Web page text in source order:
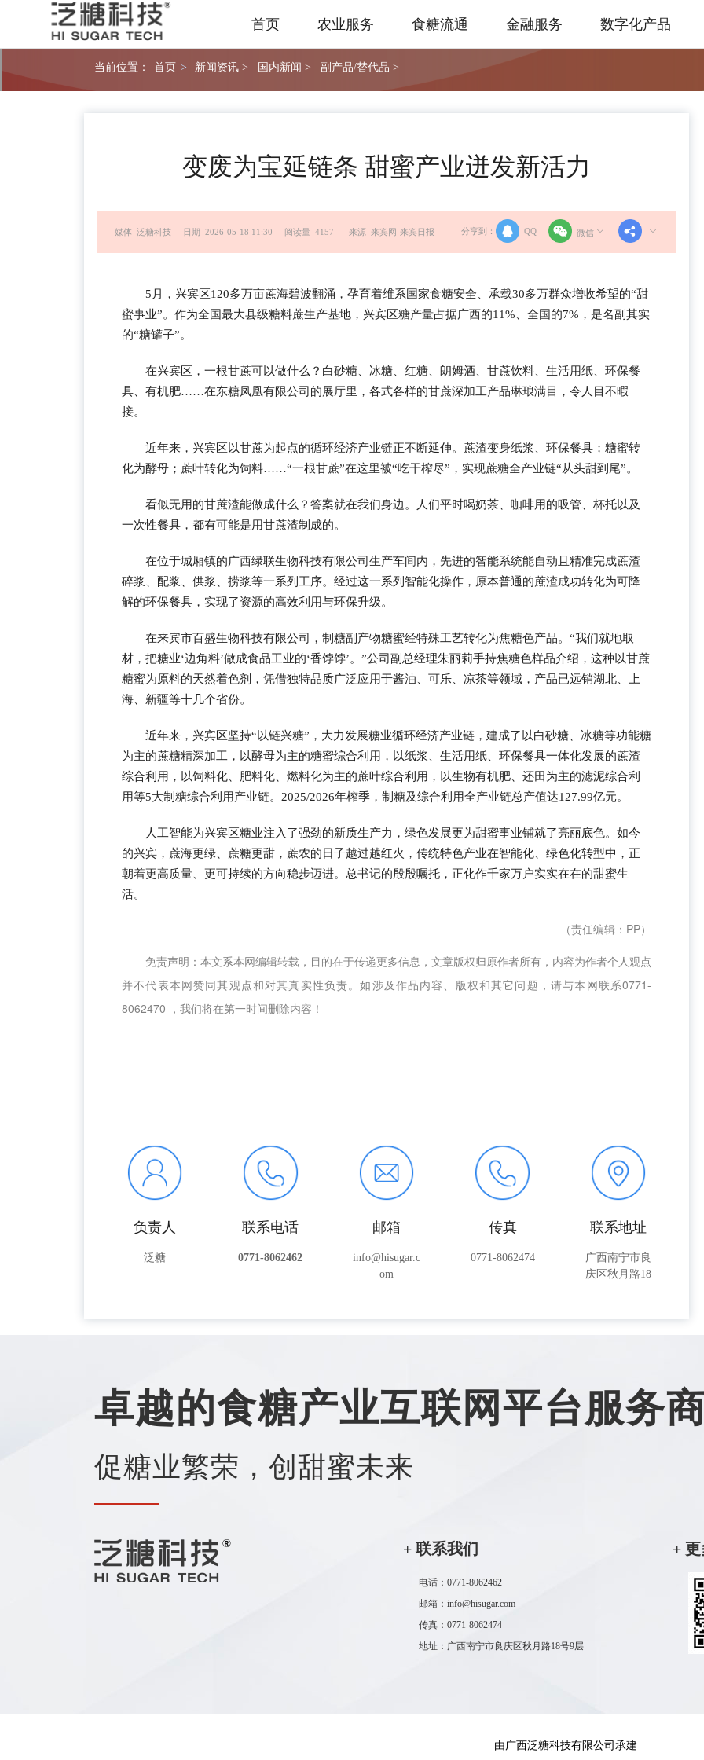
首页 农业服务 食糖流通 金融服务 数字化产品
当前位置： 首页 > 新闻资讯 > 国内新闻 > 副产品/替代品 >
变废为宝延链条 甜蜜产业迸发新活力
分享到： QQ 微信
媒体 泛糖科技 日期 2026-05-18 11:30 阅读量 4157 来源 来宾网-来宾日报
5月，兴宾区120多万亩蔗海碧波翻涌，孕育着维系国家食糖安全、承载30多万群众增收希望的“甜
蜜事业”。作为全国最大县级糖料蔗生产基地，兴宾区糖产量占据广西的11%、全国的7%，是名副其实
的“糖罐子”。
在兴宾区，一根甘蔗可以做什么？白砂糖、冰糖、红糖、朗姆酒、甘蔗饮料、生活用纸、环保餐
具、有机肥……在东糖凤凰有限公司的展厅里，各式各样的甘蔗深加工产品琳琅满目，令人目不暇
接。
近年来，兴宾区以甘蔗为起点的循环经济产业链正不断延伸。蔗渣变身纸浆、环保餐具；糖蜜转
化为酵母；蔗叶转化为饲料……“一根甘蔗”在这里被“吃干榨尽”，实现蔗糖全产业链“从头甜到尾”。
看似无用的甘蔗渣能做成什么？答案就在我们身边。人们平时喝奶茶、咖啡用的吸管、杯托以及
一次性餐具，都有可能是用甘蔗渣制成的。
在位于城厢镇的广西绿联生物科技有限公司生产车间内，先进的智能系统能自动且精准完成蔗渣
碎浆、配浆、供浆、捞浆等一系列工序。经过这一系列智能化操作，原本普通的蔗渣成功转化为可降
解的环保餐具，实现了资源的高效利用与环保升级。
在来宾市百盛生物科技有限公司，制糖副产物糖蜜经特殊工艺转化为焦糖色产品。“我们就地取
材，把糖业‘边角料’做成食品工业的‘香饽饽’。”公司副总经理朱丽莉手持焦糖色样品介绍，这种以甘蔗
糖蜜为原料的天然着色剂，凭借独特品质广泛应用于酱油、可乐、凉茶等领域，产品已远销湖北、上
海、新疆等十几个省份。
近年来，兴宾区坚持“以链兴糖”，大力发展糖业循环经济产业链，建成了以白砂糖、冰糖等功能糖
为主的蔗糖精深加工，以酵母为主的糖蜜综合利用，以纸浆、生活用纸、环保餐具一体化发展的蔗渣
综合利用，以饲料化、肥料化、燃料化为主的蔗叶综合利用，以生物有机肥、还田为主的滤泥综合利
用等5大制糖综合利用产业链。2025/2026年榨季，制糖及综合利用全产业链总产值达127.99亿元。
人工智能为兴宾区糖业注入了强劲的新质生产力，绿色发展更为甜蜜事业铺就了亮丽底色。如今
的兴宾，蔗海更绿、蔗糖更甜，蔗农的日子越过越红火，传统特色产业在智能化、绿色化转型中，正
朝着更高质量、更可持续的方向稳步迈进。总书记的殷殷嘱托，正化作千家万户实实在在的甜蜜生
活。
（责任编辑：PP）
免责声明：本文系本网编辑转载，目的在于传递更多信息，文章版权归原作者所有，内容为作者个人观点
并不代表本网赞同其观点和对其真实性负责。如涉及作品内容、版权和其它问题，请与本网联系0771-
8062470 ，我们将在第一时间删除内容！
负责人
泛糖
联系电话
0771-8062462
邮箱
info@hisugar.c
om
传真
0771-8062474
联系地址
广西南宁市良
庆区秋月路18
卓越的食糖产业互联网平台服务
促糖业繁荣，创甜蜜未来
+ 联系我们
电话：0771-8062462
邮箱：info@hisugar.com
传真：0771-8062474
地址：广西南宁市良庆区秋月路18号9层
+
由广西泛糖科技有限公司承建